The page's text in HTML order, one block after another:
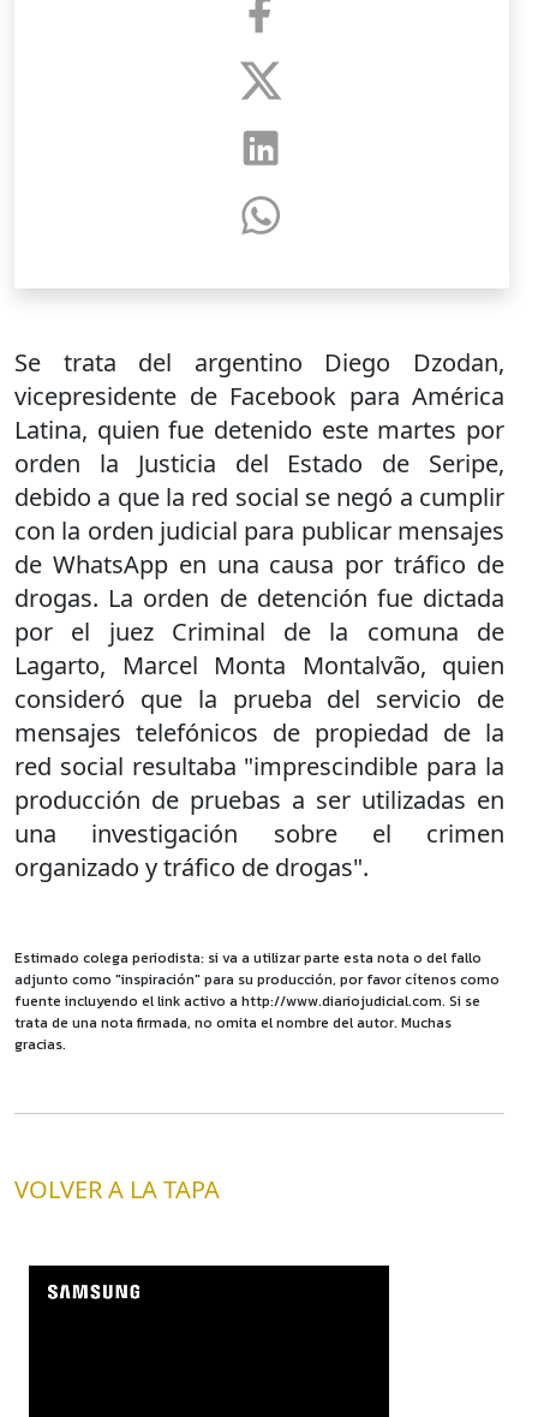
Se trata del argentino Diego Dzodan,
vicepresidente de Facebook para América
Latina, quien fue detenido este martes por
orden la Justicia del Estado de Seripe,
debido a que la red social se negó a cumplir
con la orden judicial para publicar mensajes
de WhatsApp en una causa por tráfico de
drogas. La orden de detención fue dictada
por el juez Criminal de la comuna de
Lagarto, Marcel Monta Montalvão, quien
consideró que la prueba del servicio de
mensajes telefónicos de propiedad de la
red social resultaba "imprescindible para la
producción de pruebas a ser utilizadas en
una investigación sobre el crimen
organizado y tráfico de drogas".
Estimado colega periodista: si va a utilizar parte esta nota o del fallo
adjunto como "inspiración" para su producción, por favor cítenos como
fuente incluyendo el link activo a http://www.diariojudicial.com. Si se
trata de una nota firmada, no omita el nombre del autor. Muchas
gracias.
VOLVER A LA TAPA